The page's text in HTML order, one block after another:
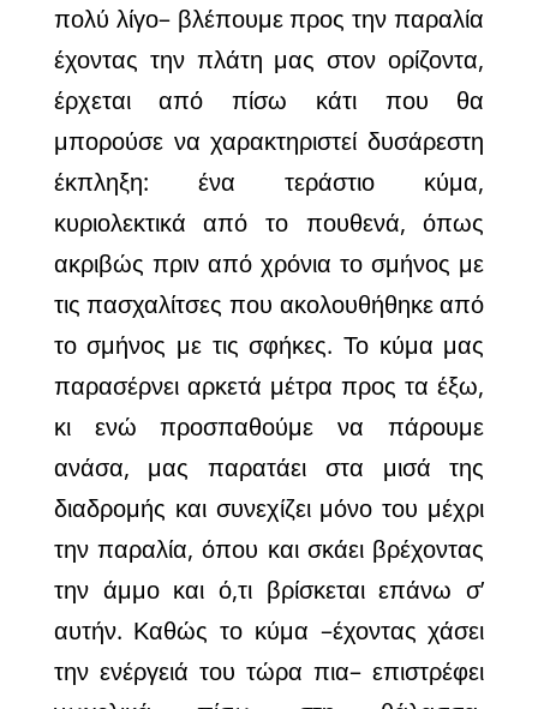
πολύ λίγο– βλέπουμε προς την παραλία
έχοντας την πλάτη μας στον ορίζοντα,
έρχεται από πίσω κάτι που θα
μπορούσε να χαρακτηριστεί δυσάρεστη
έκπληξη: ένα τεράστιο κύμα,
κυριολεκτικά από το πουθενά, όπως
ακριβώς πριν από χρόνια το σμήνος με
τις πασχαλίτσες που ακολουθήθηκε από
το σμήνος με τις σφήκες. Το κύμα μας
παρασέρνει αρκετά μέτρα προς τα έξω,
κι ενώ προσπαθούμε να πάρουμε
ανάσα, μας παρατάει στα μισά της
διαδρομής και συνεχίζει μόνο του μέχρι
την παραλία, όπου και σκάει βρέχοντας
την άμμο και ό,τι βρίσκεται επάνω σ’
αυτήν. Καθώς το κύμα –έχοντας χάσει
την ενέργειά του τώρα πια– επιστρέφει